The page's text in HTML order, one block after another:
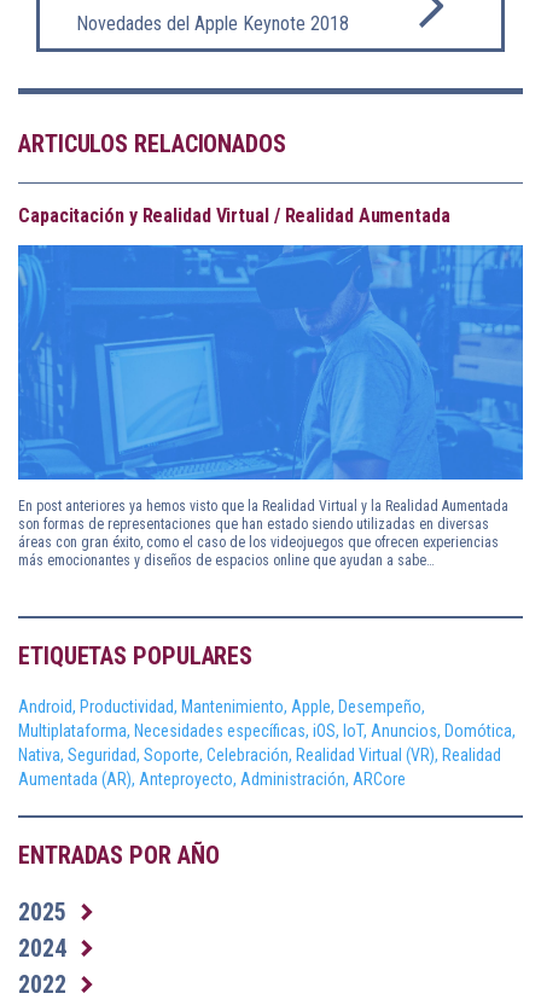
Novedades del Apple Keynote 2018
ARTICULOS RELACIONADOS
Capacitación y Realidad Virtual / Realidad Aumentada
En post anteriores ya hemos visto que la Realidad Virtual y la Realidad Aumentada
son formas de representaciones que han estado siendo utilizadas en diversas
áreas con gran éxito, como el caso de los videojuegos que ofrecen experiencias
más emocionantes y diseños de espacios online que ayudan a sabe…
ETIQUETAS POPULARES
Android, Productividad, Mantenimiento, Apple, Desempeño,
Multiplataforma, Necesidades específicas, iOS, IoT, Anuncios, Domótica,
Nativa, Seguridad, Soporte, Celebración, Realidad Virtual (VR), Realidad
Aumentada (AR), Anteproyecto, Administración, ARCore
ENTRADAS POR AÑO
2025
2024
2022